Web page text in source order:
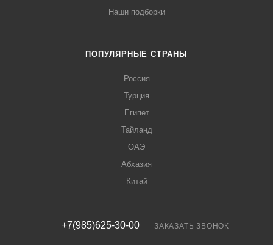
Наши подборки
ПОПУЛЯРНЫЕ СТРАНЫ
Россия
Турция
Египет
Тайланд
ОАЭ
Абхазия
Китай
+7(985)625-30-00 ЗАКАЗАТЬ ЗВОНОК